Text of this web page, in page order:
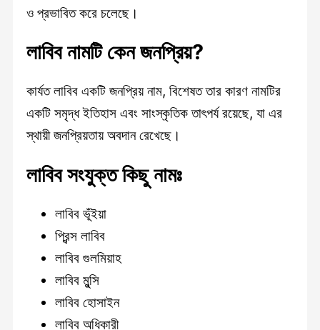
ও প্রভাবিত করে চলেছে।
লাবিবনামটি কেন জনপ্রিয়?
কার্যত লাবিব একটি জনপ্রিয় নাম, বিশেষত তার কারণ নামটির
একটি সমৃদ্ধ ইতিহাস এবং সাংস্কৃতিক তাৎপর্য রয়েছে, যা এর
স্থায়ী জনপ্রিয়তায় অবদান রেখেছে।
লাবিবসংযুক্ত কিছু নামঃ
লাবিব ভূঁইয়া
প্রিন্স লাবিব
লাবিব গুলমিয়াহ
লাবিব মুন্সি
লাবিব হোসাইন
লাবিব অধিকারী